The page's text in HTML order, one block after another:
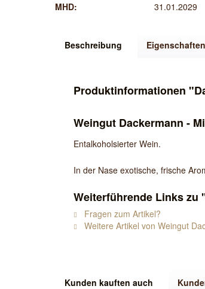
MHD:
31.01.2029
Beschreibung Eigenschaften
Produktinformationen
Weingut Dackermann -
Entalkoholsierter Wein.
In der Nase exotische, frische
Weiterführende Links zu
Fragen zum Artikel?
Weitere Artikel von Weingut
Kunden kauften auch